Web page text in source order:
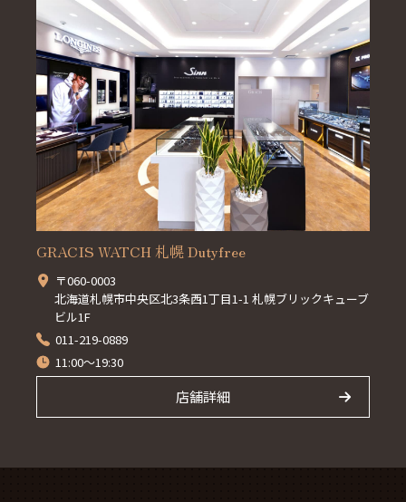
GRACIS WATCH 札幌 Dutyfree
〒060-0003
北海道札幌市中央区北3条西1丁目1-1 札幌ブリックキューブ
ビル1F
011-219-0889
11:00～19:30
店舗詳細